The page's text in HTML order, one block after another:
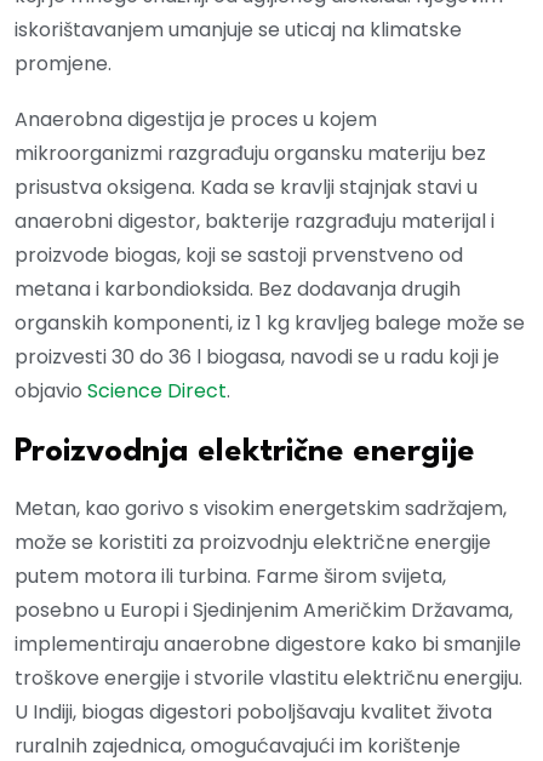
iskorištavanjem umanjuje se uticaj na klimatske
promjene.
Anaerobna digestija je proces u kojem
mikroorganizmi razgrađuju organsku materiju bez
prisustva oksigena. Kada se kravlji stajnjak stavi u
anaerobni digestor, bakterije razgrađuju materijal i
proizvode biogas, koji se sastoji prvenstveno od
metana i karbondioksida. Bez dodavanja drugih
organskih komponenti, iz 1 kg kravljeg balege može se
proizvesti 30 do 36 l biogasa, navodi se u radu koji je
objavio Science Direct.
Proizvodnja električne energije
Metan, kao gorivo s visokim energetskim sadržajem,
može se koristiti za proizvodnju električne energije
putem motora ili turbina. Farme širom svijeta,
posebno u Europi i Sjedinjenim Američkim Državama,
implementiraju anaerobne digestore kako bi smanjile
troškove energije i stvorile vlastitu električnu energiju.
U Indiji, biogas digestori poboljšavaju kvalitet života
ruralnih zajednica, omogućavajući im korištenje